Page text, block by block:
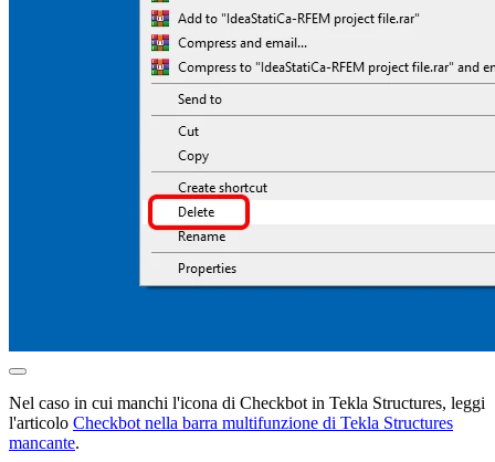
Nel caso in cui manchi l'icona di Checkbot in Tekla Structures, leggi
l'articolo Checkbot nella barra multifunzione di Tekla Structures
mancante.